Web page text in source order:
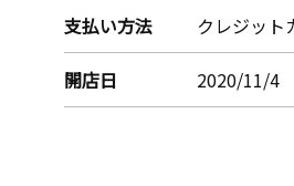
支払い方法 クレジット
開店日 2020/11/4